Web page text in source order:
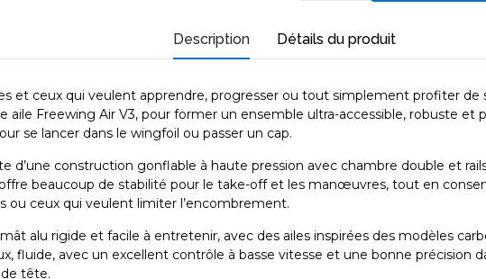
Description Détails du produit
et ceux qui veulent apprendre, progresser ou tout simplement profiter de
aile Freewing Air V3, pour former un ensemble ultra-accessible, robuste et
se lancer dans le wingfoil ou passer un cap.
d’une construction gonflable à haute pression avec chambre double et
beaucoup de stabilité pour le take-off et les manœuvres, tout en
ou ceux qui veulent limiter l’encombrement.
alu rigide et facile à entretenir, avec des ailes inspirées des modèles
avec un excellent contrôle à basse vitesse et une bonne précision
tête.